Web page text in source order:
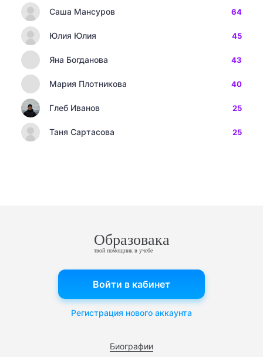
Саша Мансуров 64
Юлия Юлия 45
Яна Богданова 43
Мария Плотникова 40
Глеб Иванов 25
Таня Сартасова 25
Образовака
твой помощник в учебе
Биографии
Войти в кабинет
Регистрация нового аккаунта